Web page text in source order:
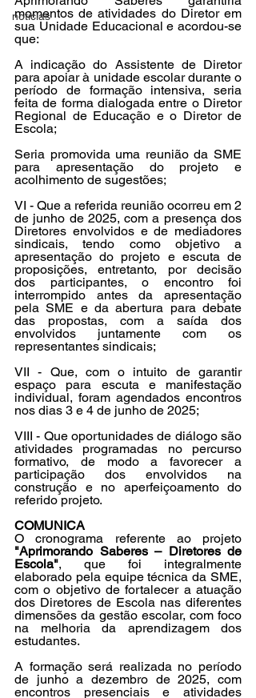
noticias
momentos de atividades do Diretor em
sua Unidade Educacional e acordou-se
que:
A indicação do Assistente de Diretor
para apoiar à unidade escolar durante o
período de formação intensiva, seria
feita de forma dialogada entre o Diretor
Regional de Educação e o Diretor de
Escola;
Seria promovida uma reunião da SME
para apresentação do projeto e
acolhimento de sugestões;
VI - Que a referida reunião ocorreu em 2
de junho de 2025, com a presença dos
Diretores envolvidos e de mediadores
sindicais, tendo como objetivo a
apresentação do projeto e escuta de
proposições, entretanto, por decisão
dos participantes, o encontro foi
interrompido antes da apresentação
pela SME e da abertura para debate
das propostas, com a saída dos
envolvidos juntamente com os
representantes sindicais;
VII - Que, com o intuito de garantir
espaço para escuta e manifestação
individual, foram agendados encontros
nos dias 3 e 4 de junho de 2025;
VIII - Que oportunidades de diálogo são
atividades programadas no percurso
formativo, de modo a favorecer a
participação dos envolvidos na
construção e no aperfeiçoamento do
referido projeto.
COMUNICA
"Aprimorando Saberes – Diretores de
Escola", que foi integralmente
elaborado pela equipe técnica da SME,
com o objetivo de fortalecer a atuação
dos Diretores de Escola nas diferentes
dimensões da gestão escolar, com foco
na melhoria da aprendizagem dos
estudantes.
A formação será realizada no período
de junho a dezembro de 2025, com
encontros presenciais e atividades